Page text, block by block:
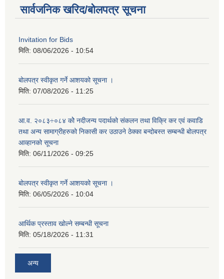
सार्वजनिक खरिद/बोलपत्र सूचना
Invitation for Bids
मिति: 08/06/2026 - 10:54
बोलपत्र स्वीकृत गर्ने आशयको सूचना ।
मिति: 07/08/2026 - 11:25
आ.व. २०८३÷०८४ कोे नदीजन्य पदार्थको संकलन तथा विक्रि कर एवं कवाडि
तथा अन्य सामाग्रीहरुको निकासी कर उठाउने ठेक्का बन्दोबस्त सम्बन्धी बोलपत्र
आव्हानको सूचना
मिति: 06/11/2026 - 09:25
बोलपत्र स्वीकृत गर्ने आशयको सूचना ।
मिति: 06/05/2026 - 10:04
आर्थिक प्रस्ताव खोल्ने सम्बन्धी सूचना
मिति: 05/18/2026 - 11:31
अन्य